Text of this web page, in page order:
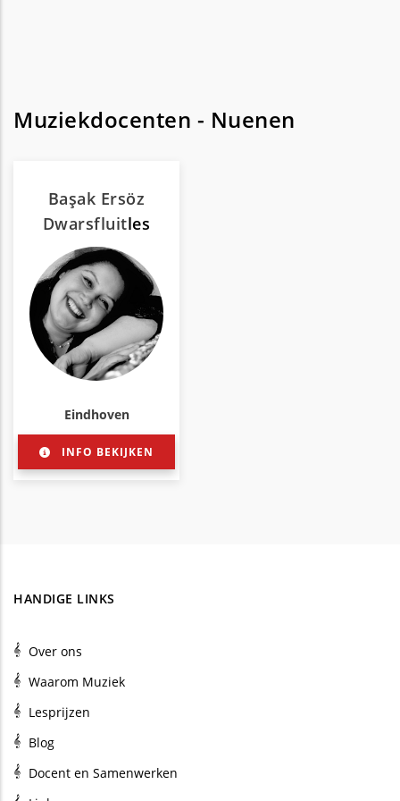
Muziekdocenten - Nuenen
Başak Ersöz
Dwarsfluitles
Eindhoven
INFO BEKIJKEN
HANDIGE LINKS
Over ons
Waarom Muziek
Lesprijzen
Blog
Docent en Samenwerken